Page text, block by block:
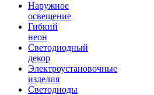
Наружное
освещение
Гибкий
неон
Светодиодный
декор
Электроустановочные
изделия
Светодиоды